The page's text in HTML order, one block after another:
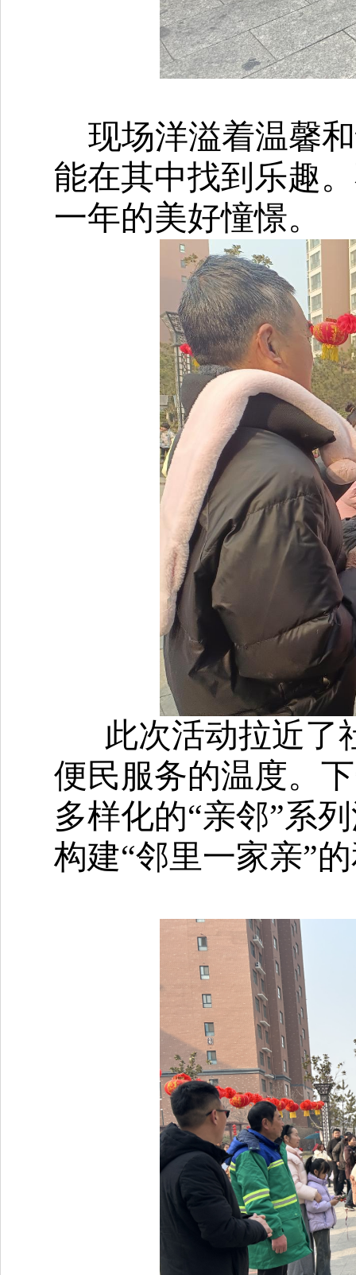
现场洋溢着温馨
能在其中找到乐趣
一年的美好憧憬。
此次活动拉近了
便民服务的温度。
多样化的“亲邻”系
构建“邻里一家亲”